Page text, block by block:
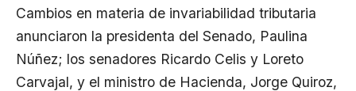
Cambios en materia de invariabilidad tributaria
anunciaron la presidenta del Senado, Paulina
Núñez; los senadores Ricardo Celis y Loreto
Carvajal, y el ministro de Hacienda, Jorge Quiroz,